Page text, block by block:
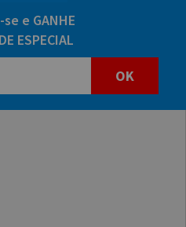
e GANHE
ESPECIAL
OK